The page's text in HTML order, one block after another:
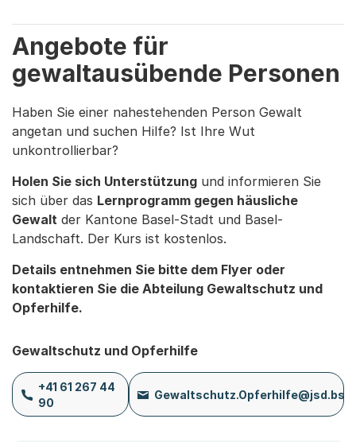
Angebote für
gewaltausübende Personen
Haben Sie einer nahestehenden Person Gewalt
angetan und suchen Hilfe? Ist Ihre Wut
unkontrollierbar?
Holen Sie sich Unterstützung und informieren Sie
sich über das Lernprogramm gegen häusliche
Gewalt der Kantone Basel-Stadt und Basel-
Landschaft. Der Kurs ist kostenlos.
Details entnehmen Sie bitte dem Flyer oder
kontaktieren Sie die Abteilung Gewaltschutz und
Opferhilfe.
Gewaltschutz und Opferhilfe
+41 61 267 44
90